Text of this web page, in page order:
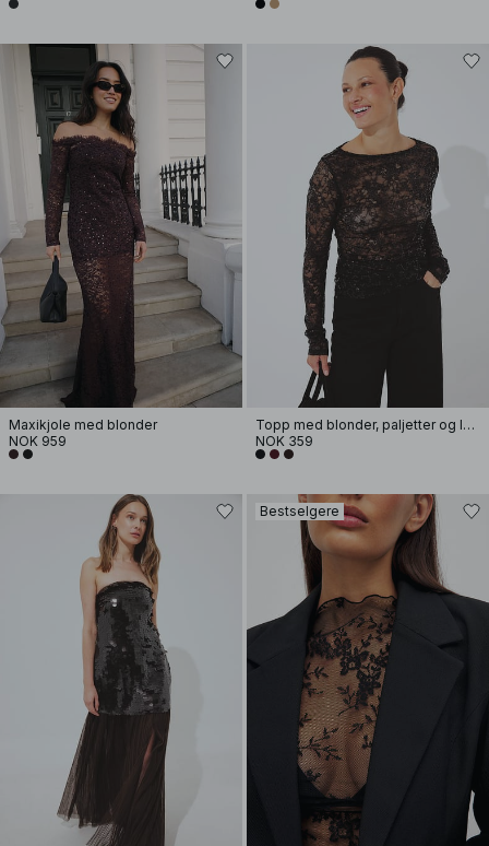
Maxikjole med blonder
NOK 959
Topp med blonder, paljetter og lange ermer
NOK 359
Bestselgere